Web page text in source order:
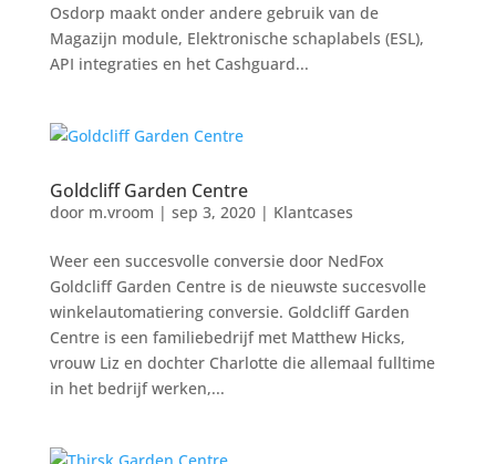
Osdorp maakt onder andere gebruik van de
Magazijn module, Elektronische schaplabels (ESL),
API integraties en het Cashguard...
Goldcliff Garden Centre
door m.vroom | sep 3, 2020| Klantcases
Weer een succesvolle conversie door NedFox
Goldcliff Garden Centre is de nieuwste succesvolle
winkelautomatiering conversie. Goldcliff Garden
Centre is een familiebedrijf met Matthew Hicks,
vrouw Liz en dochter Charlotte die allemaal fulltime
in het bedrijf werken,...